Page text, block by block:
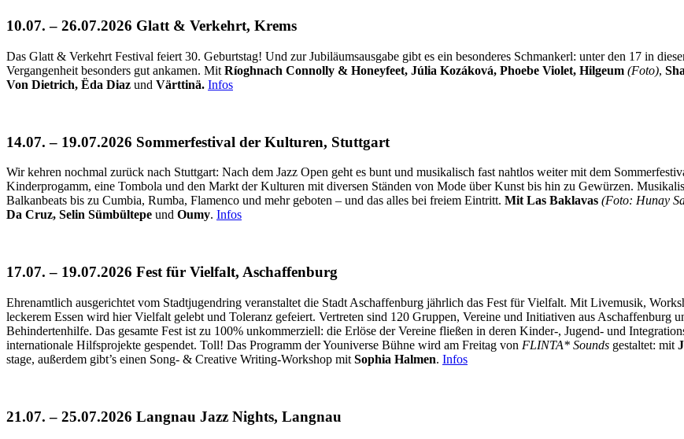
10.07. – 26.07.2026 Glatt & Verkehrt, Krems
Das Glatt & Verkehrt Festival feiert 30. Geburtstag! Und zur Jubiläumsausgabe gibt es ein besonderes Schmankerl: unter den 17 in
Vergangenheit besonders gut ankamen. Mit Ríoghnach Connolly & Honeyfeet, Júlia Kozáková, Phoebe Violet, Hilgeum (Foto),
Von Dietrich, Ëda Diaz und Värttinä. Infos
14.07. – 19.07.2026 Sommerfestival der Kulturen, Stuttgart
Wir kehren nochmal zurück nach Stuttgart: Nach dem Jazz Open geht es bunt und musikalisch fast nahtlos weiter mit dem
Kinderprogamm, eine Tombola und den Markt der Kulturen mit diversen Ständen von Mode über Kunst bis hin zu Gewürzen.
Balkanbeats bis zu Cumbia, Rumba, Flamenco und mehr geboten – und das alles bei freiem Eintritt. Mit Las Baklavas (Foto: Hunay
Da Cruz, Selin Sümbültepe und Oumy. Infos
17.07. – 19.07.2026 Fest für Vielfalt, Aschaffenburg
Ehrenamtlich ausgerichtet vom Stadtjugendring veranstaltet die Stadt Aschaffenburg jährlich das Fest für Vielfalt. Mit Livemusik,
leckerem Essen wird hier Vielfalt gelebt und Toleranz gefeiert. Vertreten sind 120 Gruppen, Vereine und Initiativen aus Aschaffenburg
Behindertenhilfe. Das gesamte Fest ist zu 100% unkommerziell: die Erlöse der Vereine fließen in deren Kinder-, Jugend- und
internationale Hilfsprojekte gespendet. Toll! Das Programm der Youniverse Bühne wird am Freitag von FLINTA* Sounds gestaltet: mit
stage, außerdem gibt’s einen Song- & Creative Writing-Workshop mit Sophia Halmen. Infos
21.07. – 25.07.2026 Langnau Jazz Nights, Langnau